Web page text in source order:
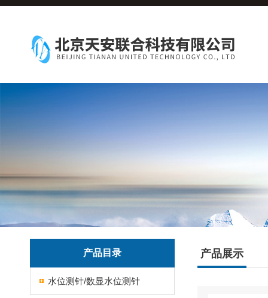
产品目录
水位测针/数显水位测针
产品展示